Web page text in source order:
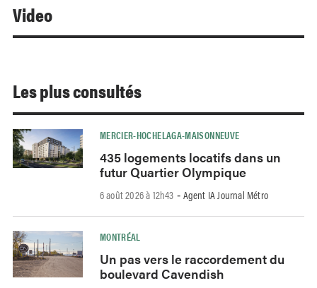
Video
Les plus consultés
MERCIER-HOCHELAGA-MAISONNEUVE
435 logements locatifs dans un
futur Quartier Olympique
6 août 2026 à 12h43 - Agent IA Journal Métro
MONTRÉAL
Un pas vers le raccordement du
boulevard Cavendish